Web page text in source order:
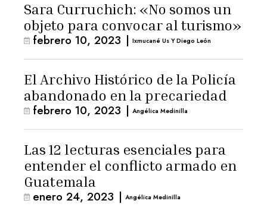
Sara Curruchich: «No somos un
objeto para convocar al turismo»
febrero 10, 2023 | Ixmucané Us Y Diego León
El Archivo Histórico de la Policía
abandonado en la precariedad
febrero 10, 2023 | Angélica Medinilla
Las 12 lecturas esenciales para
entender el conflicto armado en
Guatemala
enero 24, 2023 | Angélica Medinilla